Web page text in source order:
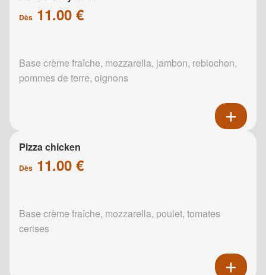
Dès 11.00 €
Base crème fraîche, mozzarella, jambon, reblochon,
pommes de terre, oignons
Pizza chicken
Dès 11.00 €
Base crème fraîche, mozzarella, poulet, tomates
cerises